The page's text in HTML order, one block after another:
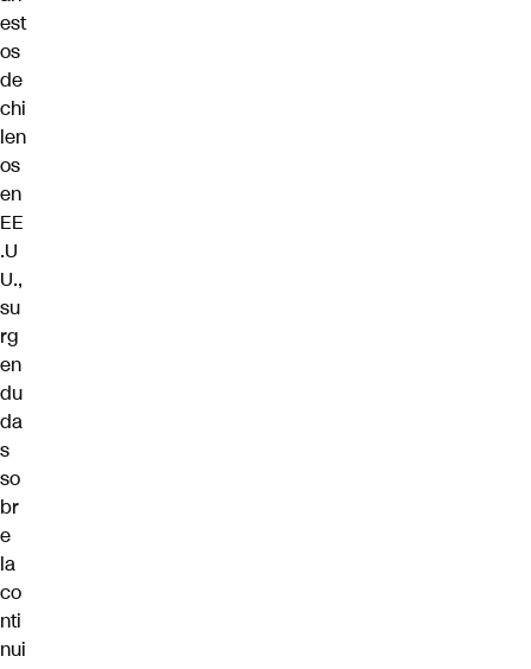
est
os
de
chi
len
os
en
EE
.U
U.,
su
rg
en
du
da
s
so
br
e
la
co
nti
nui